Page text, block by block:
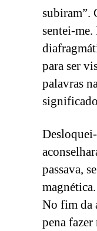
subiram”.
sentei-
para ser
palavras
passava,
magnética.
No fim da
pena